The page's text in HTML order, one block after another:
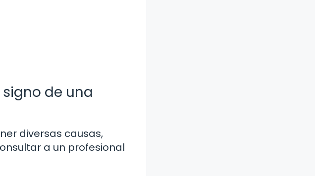
de una
diversas causas,
a un profesional